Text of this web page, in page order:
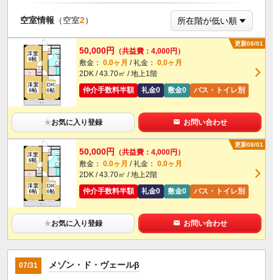
空室情報 （空室2）
更新08/01
50,000円 （共益費：4,000円）
敷金： 0.0ヶ月 / 礼金： 0.0ヶ月
2DK / 43.70㎡ / 地上1階
仲介手数料半額
礼金0 敷金0 バス・トイレ別
★お気に入り登録 お問い合わせ
更新08/01
50,000円 （共益費：4,000円）
敷金： 0.0ヶ月 / 礼金： 0.0ヶ月
2DK / 43.70㎡ / 地上2階
仲介手数料半額
礼金0 敷金0 バス・トイレ別
★お気に入り登録 お問い合わせ
07/31 メゾン・ド・ヴェールβ